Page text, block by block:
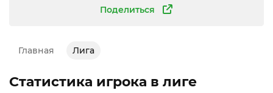
Поделиться
Главная Лига
Статистика игрока в лиге